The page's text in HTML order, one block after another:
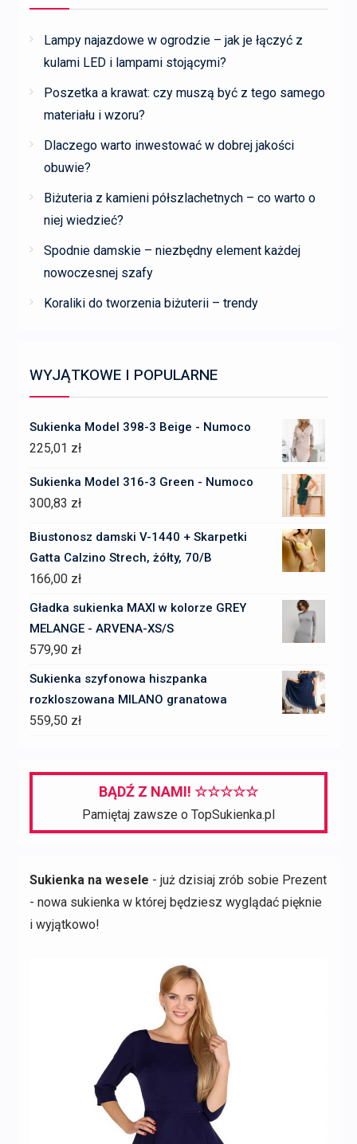
Lampy najazdowe w ogrodzie – jak je łączyć z
kulami LED i lampami stojącymi?
Poszetka a krawat: czy muszą być z tego samego
materiału i wzoru?
Dlaczego warto inwestować w dobrej jakości
obuwie?
Biżuteria z kamieni półszlachetnych – co warto o
niej wiedzieć?
Spodnie damskie – niezbędny element każdej
nowoczesnej szafy
Koraliki do tworzenia biżuterii – trendy
WYJĄTKOWE I POPULARNE
Sukienka Model 398-3 Beige - Numoco
225,01 zł
Sukienka Model 316-3 Green - Numoco
300,83 zł
Biustonosz damski V-1440 + Skarpetki
Gatta Calzino Strech, żółty, 70/B
166,00 zł
Gładka sukienka MAXI w kolorze GREY
MELANGE - ARVENA-XS/S
579,90 zł
Sukienka szyfonowa hiszpanka
rozkloszowana MILANO granatowa
559,50 zł
BĄDŹ Z NAMI! ☆☆☆☆☆
Pamiętaj zawsze o TopSukienka.pl
Sukienka na wesele - już dzisiaj zrób sobie Prezent
- nowa sukienka w której będziesz wyglądać pięknie
i wyjątkowo!